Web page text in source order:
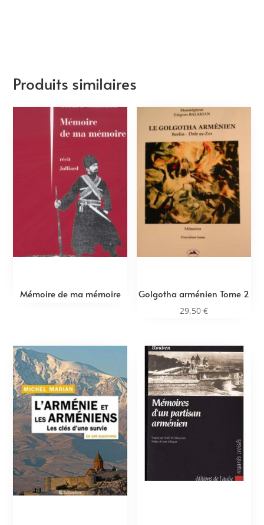
Produits similaires
Mémoire de ma mémoire Golgotha arménien Tome 2
29,50 €